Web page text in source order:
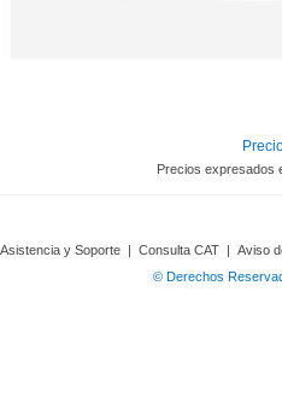
Precios expresados
Asistencia y Soporte | Consulta CAT | Aviso
© Derechos